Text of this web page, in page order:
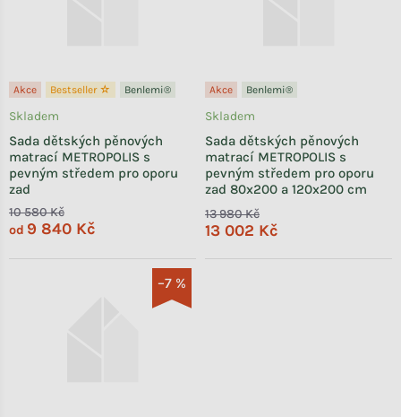
Akce Bestseller ☆ Benlemi®
Sada dětských pěnových
matrací METROPOLIS s
pevným středem pro oporu
zad
Skladem
10 580 Kč
od 9 840 Kč
Akce Benlemi®
Sada dětských pěnových
matrací METROPOLIS s
pevným středem pro oporu
zad 80x200 a 120x200 cm
Skladem
13 980 Kč
13 002 Kč
–7 %